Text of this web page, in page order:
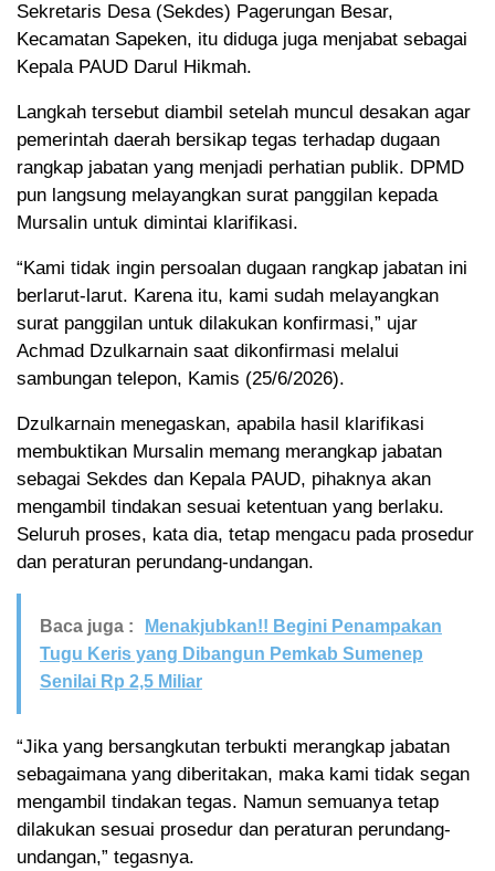
Sekretaris Desa (Sekdes) Pagerungan Besar,
Kecamatan Sapeken, itu diduga juga menjabat sebagai
Kepala PAUD Darul Hikmah.
Langkah tersebut diambil setelah muncul desakan agar
pemerintah daerah bersikap tegas terhadap dugaan
rangkap jabatan yang menjadi perhatian publik. DPMD
pun langsung melayangkan surat panggilan kepada
Mursalin untuk dimintai klarifikasi.
“Kami tidak ingin persoalan dugaan rangkap jabatan ini
berlarut-larut. Karena itu, kami sudah melayangkan
surat panggilan untuk dilakukan konfirmasi,” ujar
Achmad Dzulkarnain saat dikonfirmasi melalui
sambungan telepon, Kamis (25/6/2026).
Dzulkarnain menegaskan, apabila hasil klarifikasi
membuktikan Mursalin memang merangkap jabatan
sebagai Sekdes dan Kepala PAUD, pihaknya akan
mengambil tindakan sesuai ketentuan yang berlaku.
Seluruh proses, kata dia, tetap mengacu pada prosedur
dan peraturan perundang-undangan.
Baca juga :
Menakjubkan!! Begini Penampakan
Tugu Keris yang Dibangun Pemkab Sumenep
Senilai Rp 2,5 Miliar
“Jika yang bersangkutan terbukti merangkap jabatan
sebagaimana yang diberitakan, maka kami tidak segan
mengambil tindakan tegas. Namun semuanya tetap
dilakukan sesuai prosedur dan peraturan perundang-
undangan,” tegasnya.